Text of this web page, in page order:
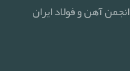
انجمن آهن و فولاد ایران